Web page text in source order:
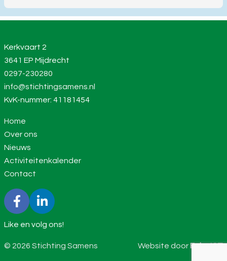
Kerkvaart 2
3641 EP Mijdrecht
0297-230280
info@stichtingsamens.nl
KvK-nummer: 41181454
Home
Over ons
Nieuws
Activiteitenkalender
Contact
Like en volg ons!
© 2026 Stichting Samens Website door Feka ICT